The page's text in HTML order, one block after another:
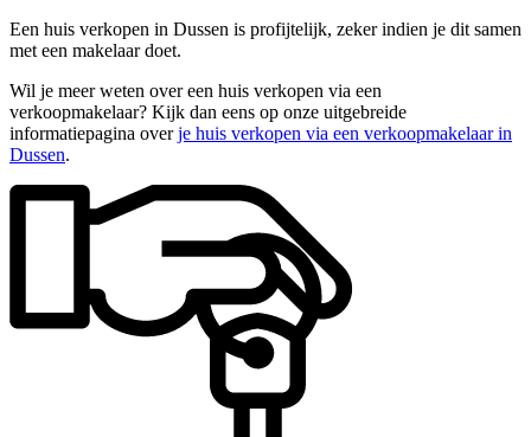
Een huis verkopen in Dussen is profijtelijk, zeker indien je dit samen
met een makelaar doet.
Wil je meer weten over een huis verkopen via een
verkoopmakelaar? Kijk dan eens op onze uitgebreide
informatiepagina overje huis verkopen via een verkoopmakelaar in
Dussen.